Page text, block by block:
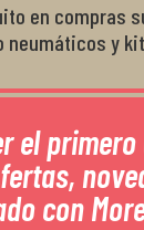
en compras
neumáticos y
el
con